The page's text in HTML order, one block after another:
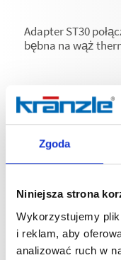
Zgoda
Niniejsza strona
Wykorzystujemy
i reklam, aby
analizować ruch w
Adapter ST30
bębna na wąż